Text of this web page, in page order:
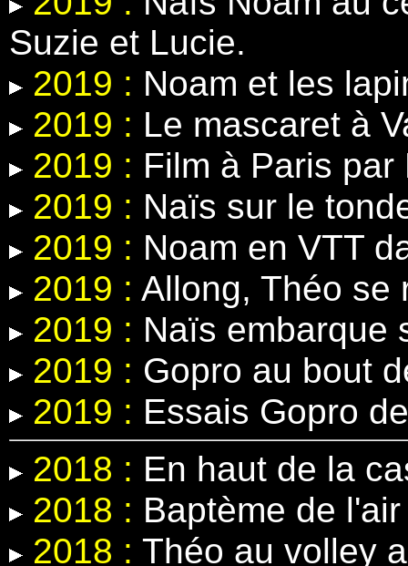
Suzie et Lucie.
2019 : Noam et les
2019 : Le mascaret à
2019 : Film à Paris par
2019 : Naïs sur le
2019 : Noam en VTT
2019 : Allong, Théo se
2019 : Naïs embarque
2019 : Gopro au bout
2019 : Essais Gopro
2018 : En haut de la
2018 : Baptème de
2018 : Théo au volley